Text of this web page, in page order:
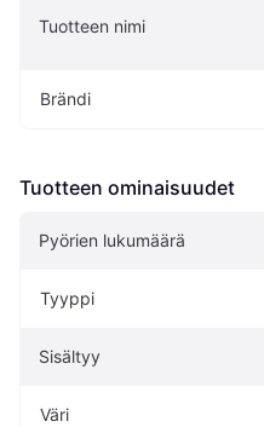
Tuotteen nimi
Brändi
Tuotteen ominaisuudet
Pyörien lukumäärä
Tyyppi
Sisältyy
Väri